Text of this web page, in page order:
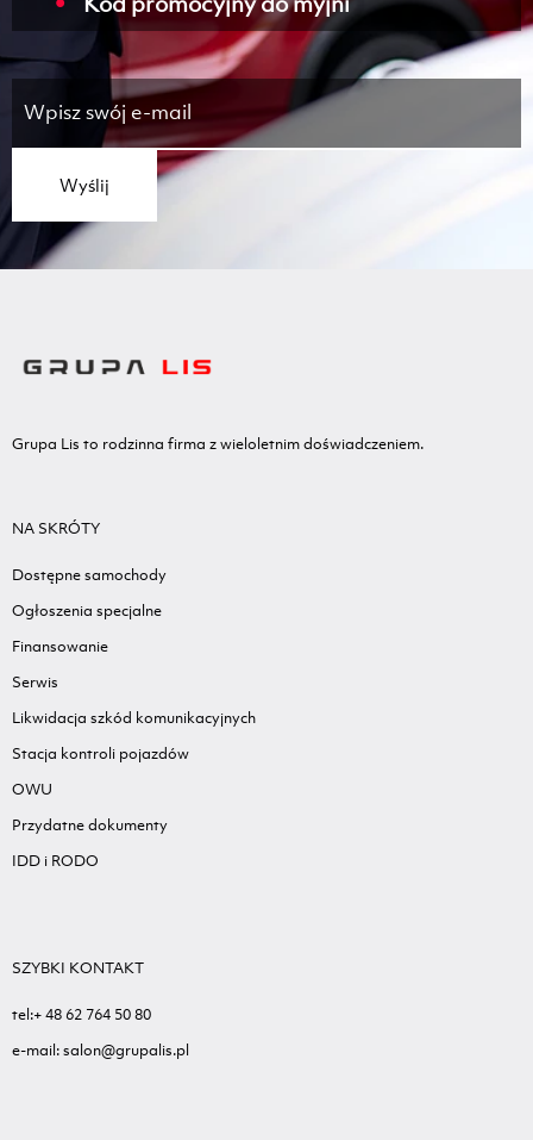
Wyślij
Grupa Lis to rodzinna firma z wieloletnim doświadczeniem.
NA SKRÓTY
Dostępne samochody
Ogłoszenia specjalne
Finansowanie
Serwis
Likwidacja szkód komunikacyjnych
Stacja kontroli pojazdów
OWU
Przydatne dokumenty
IDD i RODO
SZYBKI KONTAKT
tel:+ 48 62 764 50 80
e-mail: salon@grupalis.pl